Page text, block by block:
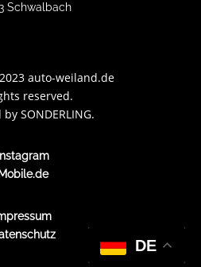
Schwalbach
2023 auto-weiland.de
reserved.
by SONDERLING.
Instagram
Mobile.de
DE